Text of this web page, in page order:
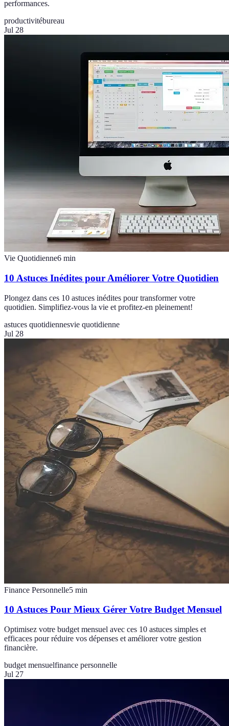
performances.
productivitébureau
Jul 28
Vie Quotidienne6 min
10 Astuces Inédites pour Améliorer Votre Quotidien
Plongez dans ces 10 astuces inédites pour transformer votre
quotidien. Simplifiez-vous la vie et profitez-en pleinement!
astuces quotidiennesvie quotidienne
Jul 28
Finance Personnelle5 min
10 Astuces Pour Mieux Gérer Votre Budget Mensuel
Optimisez votre budget mensuel avec ces 10 astuces simples et
efficaces pour réduire vos dépenses et améliorer votre gestion
financière.
budget mensuelfinance personnelle
Jul 27